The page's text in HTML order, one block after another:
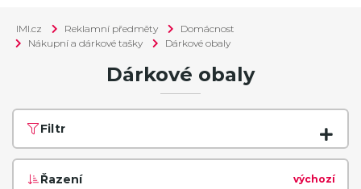
IMI.cz Reklamní předměty
Domácnost
Nákupní a dárkové tašky
Dárkové obaly
Dárkové obaly
Filtr
Řazení výchozí